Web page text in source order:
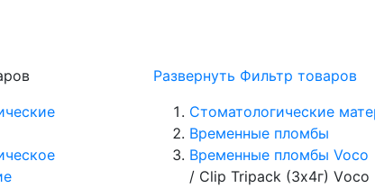
Развернуть Фильтр товаров
Стоматологические
Временные пломбы
Временные пломбы Voco
/ Clip Tripack (3х4г) Vосо